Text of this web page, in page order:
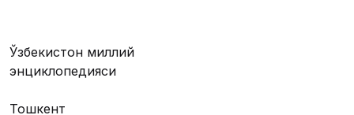
Ўзбекистон миллий
энциклопедияси
Тошкент